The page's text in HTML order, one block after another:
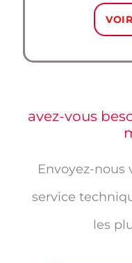
avez-vous
Envoyez-
service
les